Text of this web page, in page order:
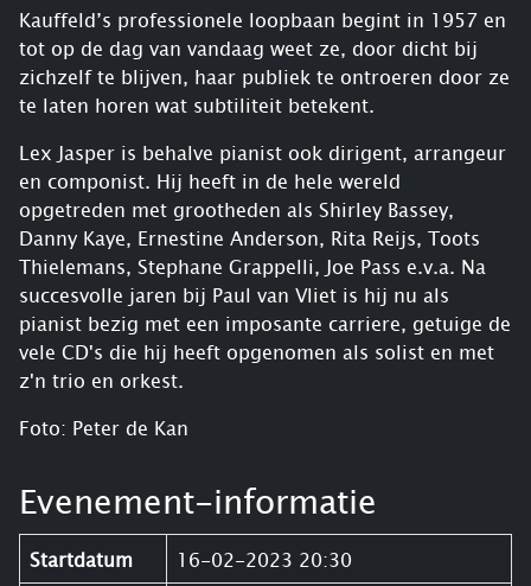
Kauffeld’s professionele loopbaan begint in 1957 en
tot op de dag van vandaag weet ze, door dicht bij
zichzelf te blijven, haar publiek te ontroeren door ze
te laten horen wat subtiliteit betekent.
Lex Jasper is behalve pianist ook dirigent, arrangeur
en componist. Hij heeft in de hele wereld
opgetreden met grootheden als Shirley Bassey,
Danny Kaye, Ernestine Anderson, Rita Reijs, Toots
Thielemans, Stephane Grappelli, Joe Pass e.v.a. Na
succesvolle jaren bij Paul van Vliet is hij nu als
pianist bezig met een imposante carriere, getuige de
vele CD's die hij heeft opgenomen als solist en met
z'n trio en orkest.
Foto: Peter de Kan
Evenement-informatie
Startdatum 16-02-2023 20:30